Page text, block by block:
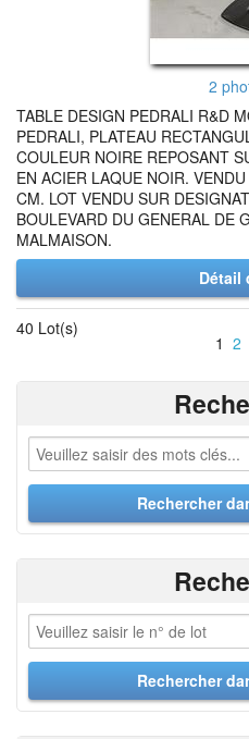
2
TABLE DESIGN PEDRALI R&D
PEDRALI, PLATEAU
COULEUR NOIRE REPOSANT
EN ACIER LAQUE NOIR.
CM. LOT VENDU SUR
BOULEVARD DU GENERAL DE
MALMAISON.
Détail
40 Lot(s)
1 2